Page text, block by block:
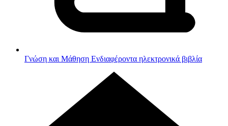
Γνώση και Μάθηση Ενδιαφέροντα ηλεκτρονικά βιβλία